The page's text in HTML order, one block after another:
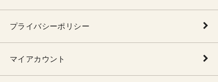
プライバシーポリシー
マイアカウント